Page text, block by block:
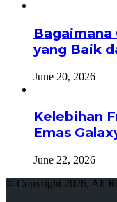
Bagaimana
yang Baik
June 20, 2026
Kelebihan
Emas
June 22, 2026
© Copyright 2026, All